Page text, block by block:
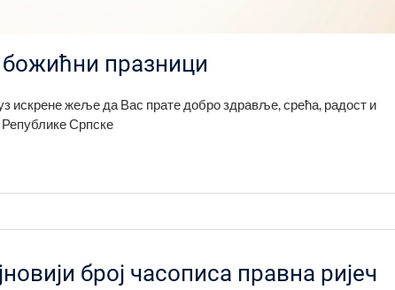
празници
искрене жеље да Вас прате добро здравље, срећа, радост и
Српске
број часописа правна ријеч